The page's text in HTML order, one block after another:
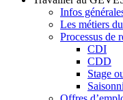
Infos
Les métiers
Processus de
CDI
CDD
Stage